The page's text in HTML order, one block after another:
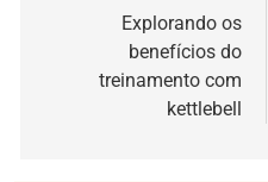
artigos
Explorando os
benefícios do
treinamento com
kettlebell